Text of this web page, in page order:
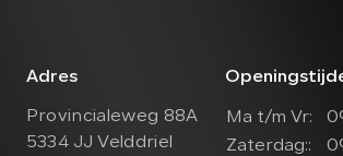
Adres
Provincialeweg 88A
5334 JJ Velddriel
Ma t/m Vr:
Zaterdag::